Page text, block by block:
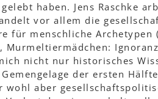
haben. Jens Raschke
vor allem die
für menschliche Archetypen
nicht nur historisches
der ersten
aber